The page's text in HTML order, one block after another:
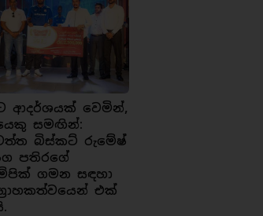
ආදර්ශයක් වෙමින්,
සමඟින්:
බිස්කට් රුමේෂ්
පතිරගේ
ගමන සඳහා
එක්